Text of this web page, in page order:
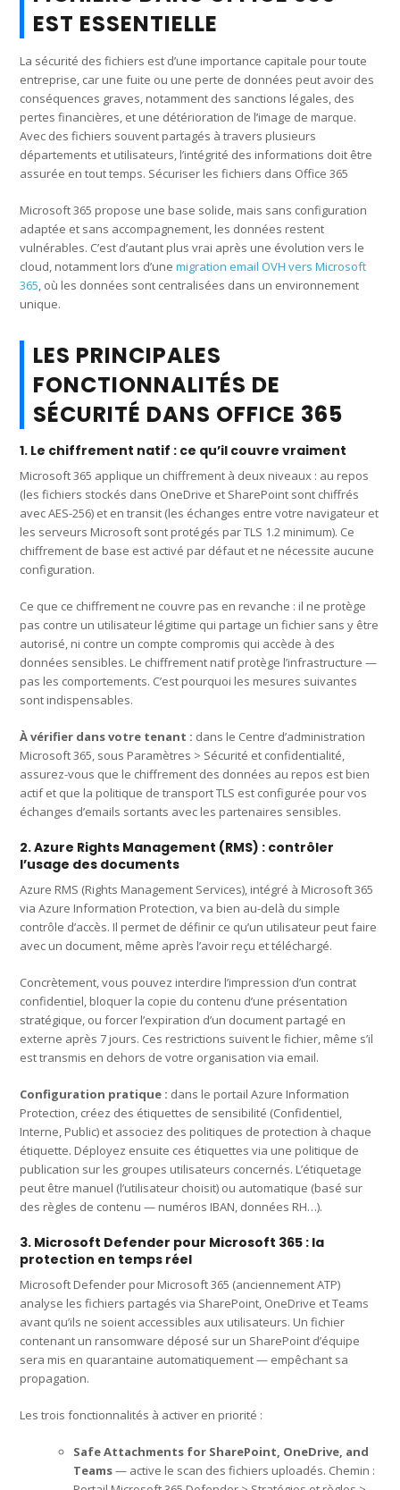
EST ESSENTIELLE
La sécurité des fichiers est d’une importance capitale pour toute
entreprise, car une fuite ou une perte de données peut avoir des
conséquences graves, notamment des sanctions légales, des
pertes financières, et une détérioration de l’image de marque.
Avec des fichiers souvent partagés à travers plusieurs
départements et utilisateurs, l’intégrité des informations doit être
assurée en tout temps. Sécuriser les fichiers dans Office 365
Microsoft 365 propose une base solide, mais sans configuration
adaptée et sans accompagnement, les données restent
vulnérables. C’est d’autant plus vrai après une évolution vers le
cloud, notamment lors d’unemigration email OVH vers Microsoft
365, où les données sont centralisées dans un environnement
unique.
LES PRINCIPALES
FONCTIONNALITÉS DE
SÉCURITÉ DANS OFFICE 365
1. Le chiffrement natif : ce qu’il couvre vraiment
Microsoft 365 applique un chiffrement à deux niveaux : au repos
(les fichiers stockés dans OneDrive et SharePoint sont chiffrés
avec AES-256) et en transit (les échanges entre votre navigateur et
les serveurs Microsoft sont protégés par TLS 1.2 minimum). Ce
chiffrement de base est activé par défaut et ne nécessite aucune
configuration.
Ce que ce chiffrement ne couvre pas en revanche : il ne protège
pas contre un utilisateur légitime qui partage un fichier sans y être
autorisé, ni contre un compte compromis qui accède à des
données sensibles. Le chiffrement natif protège l’infrastructure —
pas les comportements. C’est pourquoi les mesures suivantes
sont indispensables.
À vérifier dans votre tenant : dans le Centre d’administration
Microsoft 365, sous Paramètres > Sécurité et confidentialité,
assurez-vous que le chiffrement des données au repos est bien
actif et que la politique de transport TLS est configurée pour vos
échanges d’emails sortants avec les partenaires sensibles.
2. Azure Rights Management (RMS) : contrôler
l’usage des documents
Azure RMS (Rights Management Services), intégré à Microsoft 365
via Azure Information Protection, va bien au-delà du simple
contrôle d’accès. Il permet de définir ce qu’un utilisateur peut faire
avec un document, même après l’avoir reçu et téléchargé.
Concrètement, vous pouvez interdire l’impression d’un contrat
confidentiel, bloquer la copie du contenu d’une présentation
stratégique, ou forcer l’expiration d’un document partagé en
externe après 7 jours. Ces restrictions suivent le fichier, même s’il
est transmis en dehors de votre organisation via email.
Configuration pratique : dans le portail Azure Information
Protection, créez des étiquettes de sensibilité (Confidentiel,
Interne, Public) et associez des politiques de protection à chaque
étiquette. Déployez ensuite ces étiquettes via une politique de
publication sur les groupes utilisateurs concernés. L’étiquetage
peut être manuel (l’utilisateur choisit) ou automatique (basé sur
des règles de contenu — numéros IBAN, données RH…).
3. Microsoft Defender pour Microsoft 365 : la
protection en temps réel
Microsoft Defender pour Microsoft 365 (anciennement ATP)
analyse les fichiers partagés via SharePoint, OneDrive et Teams
avant qu’ils ne soient accessibles aux utilisateurs. Un fichier
contenant un ransomware déposé sur un SharePoint d’équipe
sera mis en quarantaine automatiquement — empêchant sa
propagation.
Les trois fonctionnalités à activer en priorité :
Safe Attachments for SharePoint, OneDrive, and
Teams— active le scan des fichiers uploadés. Chemin :